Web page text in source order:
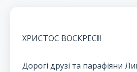
ХРИСТОС ВОСКРЕС!!!
Дорогі друзі та парафіяни